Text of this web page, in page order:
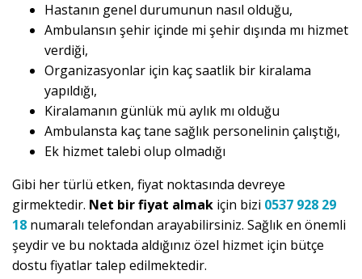
Hastanın genel durumunun nasıl olduğu,
Ambulansın şehir içinde mi şehir dışında mı hizmet
verdiği,
Organizasyonlar için kaç saatlik bir kiralama
yapıldığı,
Kiralamanın günlük mü aylık mı olduğu
Ambulansta kaç tane sağlık personelinin çalıştığı,
Ek hizmet talebi olup olmadığı
Gibi her türlü etken, fiyat noktasında devreye
girmektedir. Net bir fiyat almak için bizi 0537 928 29
18 numaralı telefondan arayabilirsiniz. Sağlık en önemli
şeydir ve bu noktada aldığınız özel hizmet için bütçe
dostu fiyatlar talep edilmektedir.